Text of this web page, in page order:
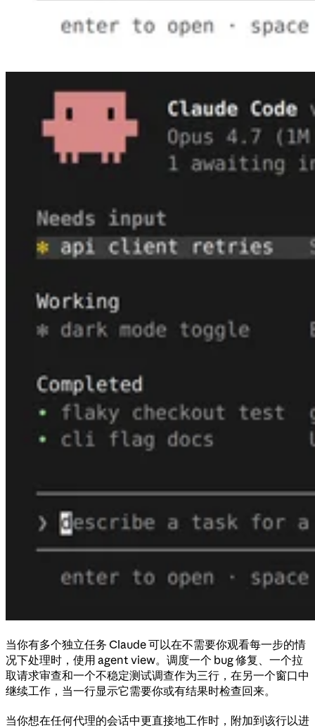
当你有多个独立任务 Claude 可以在不需要你观看每一步的情
况下处理时，使用 agent view。调度一个 bug 修复、一个拉
取请求审查和一个不稳定测试调查作为三行，在另一个窗口中
继续工作，当一行显示它需要你或有结果时检查回来。
当你想在任何代理的会话中更直接地工作时，附加到该行以进